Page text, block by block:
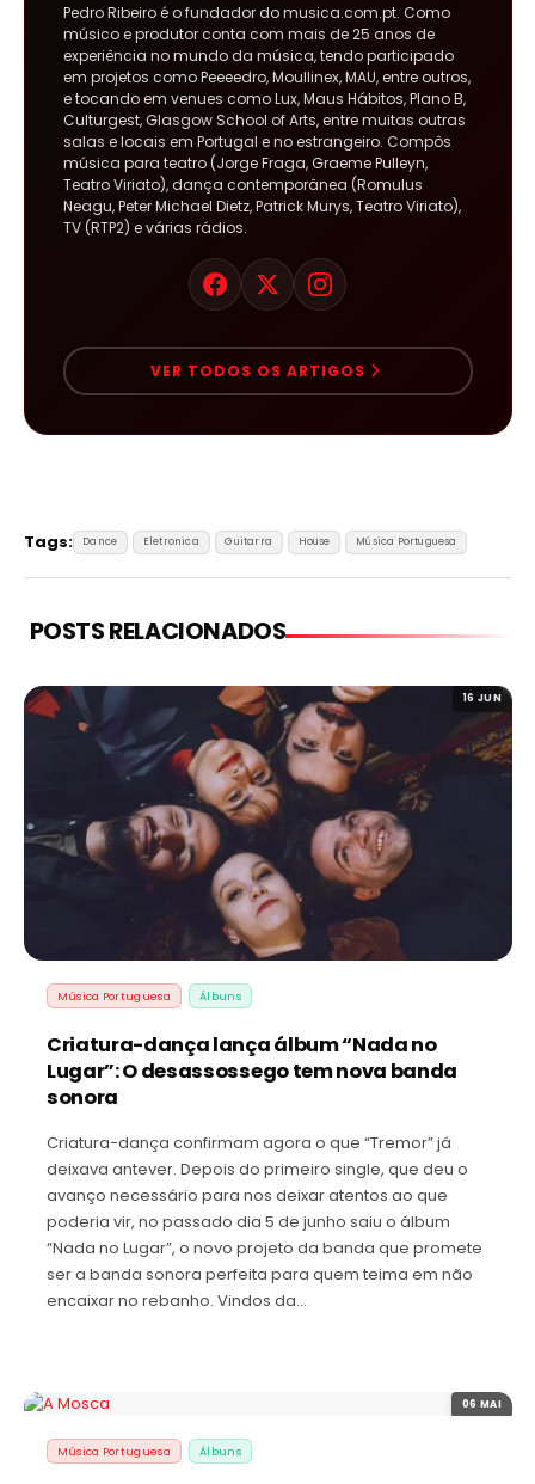
Pedro Ribeiro é o fundador do musica.com.pt. Como
músico e produtor conta com mais de 25 anos de
experiência no mundo da música, tendo participado
em projetos como Peeeedro, Moullinex, MAU, entre outros,
e tocando em venues como Lux, Maus Hábitos, Plano B,
Culturgest, Glasgow School of Arts, entre muitas outras
salas e locais em Portugal e no estrangeiro. Compôs
música para teatro (Jorge Fraga, Graeme Pulleyn,
Teatro Viriato), dança contemporânea (Romulus
Neagu, Peter Michael Dietz, Patrick Murys, Teatro Viriato),
TV (RTP2) e várias rádios.
VER TODOS OS ARTIGOS
Tags: Dance Eletronica Guitarra House Música Portuguesa
POSTS RELACIONADOS
16 JUN
Música Portuguesa Álbuns
Criatura-dança lança álbum “Nada no
Lugar”: O desassossego tem nova banda
sonora
Criatura-dança confirmam agora o que “Tremor” já
deixava antever. Depois do primeiro single, que deu o
avanço necessário para nos deixar atentos ao que
poderia vir, no passado dia 5 de junho saiu o álbum
“Nada no Lugar”, o novo projeto da banda que promete
ser a banda sonora perfeita para quem teima em não
encaixar no rebanho. Vindos da…
06 MAI
Música Portuguesa Álbuns